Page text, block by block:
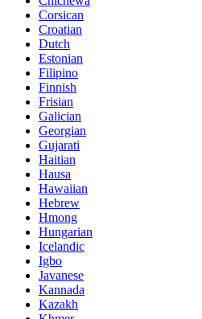
Corsican
Croatian
Dutch
Estonian
Filipino
Finnish
Frisian
Galician
Georgian
Gujarati
Haitian
Hausa
Hawaiian
Hebrew
Hmong
Hungarian
Icelandic
Igbo
Javanese
Kannada
Kazakh